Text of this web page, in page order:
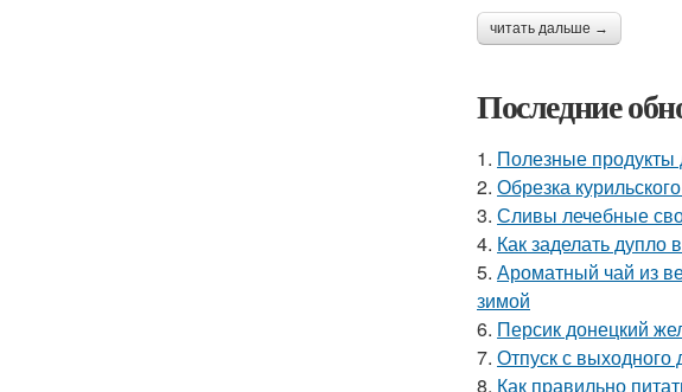
читать дальше →
Последние
1. Полезные продукты
2. Обрезка
3. Сливы лечебные
4. Как заделать
5. Ароматный чай из
зимой
6. Персик донецкий
7. Отпуск с
8. Как правильно